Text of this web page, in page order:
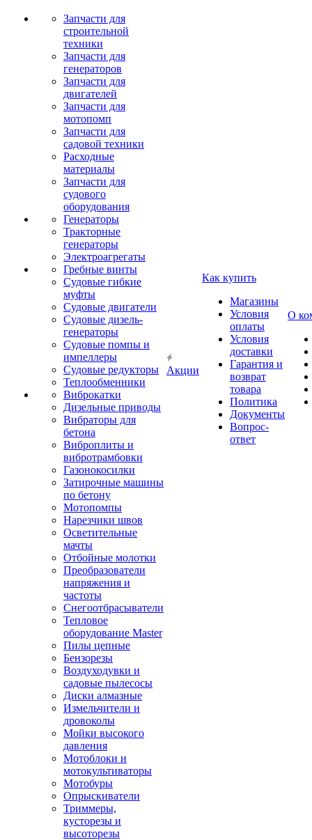
Запчасти для
строительной
техники
Запчасти для
генераторов
Запчасти для
двигателей
Запчасти для
мотопомп
Запчасти для
садовой техники
Расходные
материалы
Запчасти для
судового
оборудования
Генераторы
Тракторные
генераторы
Электроагрегаты
Гребные винты
Судовые гибкие
муфты
Судовые двигатели
Судовые дизель-
генераторы
Судовые помпы и
импеллеры
Судовые редукторы
Теплообменники
Виброкатки
Дизельные приводы
Вибраторы для
бетона
Виброплиты и
вибротрамбовки
Газонокосилки
Затирочные машины
по бетону
Мотопомпы
Нарезчики швов
Осветительные
мачты
Отбойные молотки
Преобразователи
напряжения и
частоты
Снегоотбрасыватели
Тепловое
оборудование Master
Пилы цепные
Бензорезы
Воздуходувки и
садовые пылесосы
Диски алмазные
Измельчители и
дровоколы
Мойки высокого
давления
Мотоблоки и
мотокультиваторы
Мотобуры
Опрыскиватели
Триммеры,
кусторезы и
высоторезы
Акции
Как купить
Магазины
Условия
оплаты
Условия
доставки
Гарантия и
возврат
товара
Политика
Документы
Вопрос-
ответ
О